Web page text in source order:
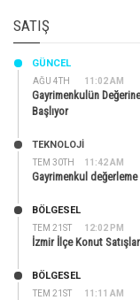
SATIŞ
AĞU 4TH 11:02 AM
GÜNCEL
Gayrimenkulün
Başlıyor
TEM 30TH 11:42 AM
TEKNOLOJİ
Gayrimenkul
TEM 21ST 12:02 PM
BÖLGESEL
İzmir İlçe Konut
TEM 21ST 11:11 AM
BÖLGESEL